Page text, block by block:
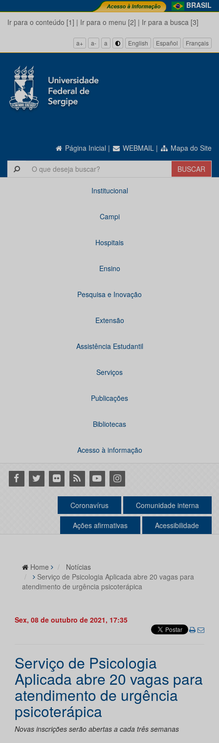
BRASIL
Ir para o conteúdo [1] | Ir para o menu [2] | Ir para a busca [3]
a+ a- a English Español Français
Página Inicial | WEBMAIL | Mapa do Site
Institucional
Campi
Hospitais
Ensino
Pesquisa e Inovação
Extensão
Assistência Estudantil
Serviços
Publicações
Bibliotecas
Acesso à informação
Facebook
Twitter Flickr RSS YoutubeInstagram
Coronavírus Comunidade interna
Ações afirmativas Acessibilidade
Home
Notícias
Serviço de Psicologia Aplicada abre 20 vagas para
atendimento de urgência psicoterápica
Sex, 08 de outubro de 2021, 17:35
Serviço de Psicologia
Aplicada abre 20 vagas para
atendimento de urgência
psicoterápica
Novas inscrições serão abertas a cada três semanas